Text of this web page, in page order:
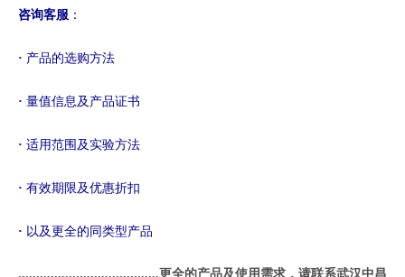
咨询客服 ：
· 产品的选购方法
· 量值信息及产品证书
· 适用范围及实验方法
· 有效期限及优惠折扣
· 以及更全的同类型产品
.......................................更全的产品及使用需求，请联系武汉中昌